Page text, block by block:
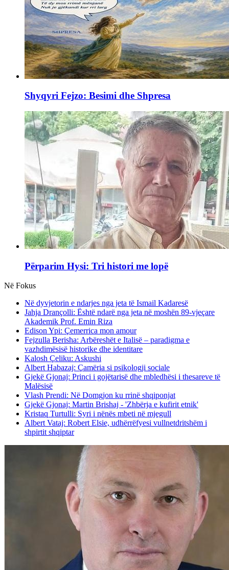
Shyqyri Fejzo: Besimi dhe Shpresa
Përparim Hysi: Tri histori me lopë
Në Fokus
Në dyvjetorin e ndarjes nga jeta të Ismail Kadaresë
Jahja Drançolli: Është ndarë nga jeta në moshën 89-vjeçare
Akademik Prof. Emin Riza
Edison Ypi: Çemerrica mon amour
Fejzulla Berisha: Arbëreshët e Italisë – paradigma e
vazhdimësisë historike dhe identitare
Kalosh Çeliku: Askushi
Albert Habazaj: Çamëria si psikologji sociale
Gjekë Gjonaj: Princi i gojëtarisë dhe mbledhësi i thesareve të
Malësisë
Vlash Prendi: Në Domgjon ku rrinë shqiponjat
Gjekë Gjonaj: Martin Brishaj - 'Zhbërja e kufirit etnik'
Kristaq Turtulli: Syri i nënës mbeti në mjegull
Albert Vataj: Robert Elsie, udhërrëfyesi vullnetdritshëm i
shpirtit shqiptar